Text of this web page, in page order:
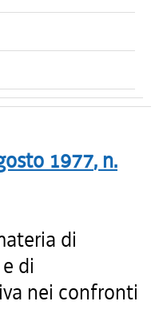
1977, n.
di
di
nei confronti